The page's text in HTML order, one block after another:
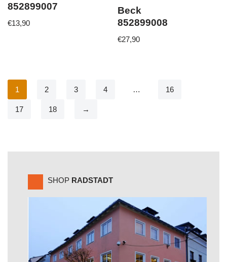
852899007
€13,90
Beck
852899008
€27,90
1 2 3 4 … 16
17 18 →
SHOP RADSTADT